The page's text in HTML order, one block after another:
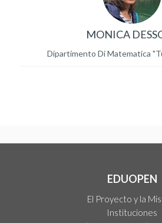
MONICA
Dipartimento Di Matematica
EDUOPEN
El Proyecto y la
Instituciones